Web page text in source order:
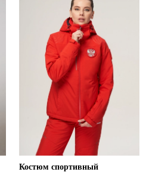
Костюм спортивный